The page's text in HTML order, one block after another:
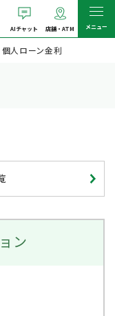
AIチャット 店舗・ATM メニュー
個人ローン金利
ン